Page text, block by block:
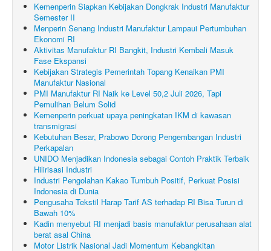
Kemenperin Siapkan Kebijakan Dongkrak Industri Manufaktur
Semester II
Menperin Senang Industri Manufaktur Lampaui Pertumbuhan
Ekonomi RI
Aktivitas Manufaktur RI Bangkit, Industri Kembali Masuk
Fase Ekspansi
Kebijakan Strategis Pemerintah Topang Kenaikan PMI
Manufaktur Nasional
PMI Manufaktur RI Naik ke Level 50,2 Juli 2026, Tapi
Pemulihan Belum Solid
Kemenperin perkuat upaya peningkatan IKM di kawasan
transmigrasi
Kebutuhan Besar, Prabowo Dorong Pengembangan Industri
Perkapalan
UNIDO Menjadikan Indonesia sebagai Contoh Praktik Terbaik
Hilirisasi Industri
Industri Pengolahan Kakao Tumbuh Positif, Perkuat Posisi
Indonesia di Dunia
Pengusaha Tekstil Harap Tarif AS terhadap RI Bisa Turun di
Bawah 10%
Kadin menyebut RI menjadi basis manufaktur perusahaan alat
berat asal China
Motor Listrik Nasional Jadi Momentum Kebangkitan